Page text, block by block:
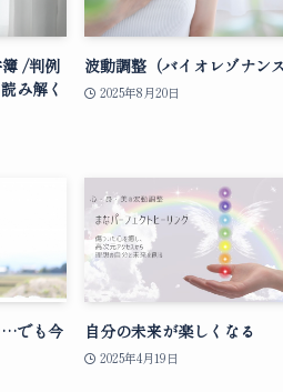
/判例
み解く
波動調整（バイオレゾナン
2025年8月20日
…でも今
自分の未来が楽しくなる
2025年4月19日